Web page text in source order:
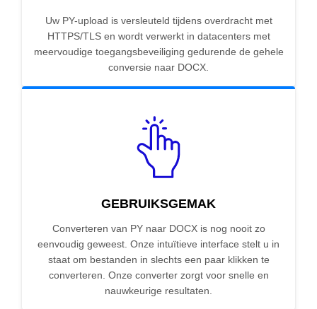
Uw PY-upload is versleuteld tijdens overdracht met
HTTPS/TLS en wordt verwerkt in datacenters met
meervoudige toegangsbeveiliging gedurende de gehele
conversie naar DOCX.
GEBRUIKSGEMAK
Converteren van PY naar DOCX is nog nooit zo
eenvoudig geweest. Onze intuïtieve interface stelt u in
staat om bestanden in slechts een paar klikken te
converteren. Onze converter zorgt voor snelle en
nauwkeurige resultaten.